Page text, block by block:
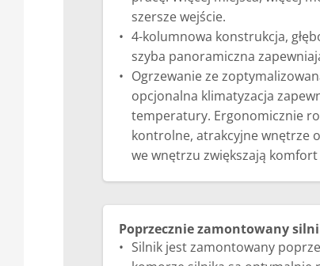
szersze wejście.
4-kolumnowa konstrukcja,
szyba panoramiczna
Ogrzewanie ze
opcjonalna klimatyzacja
temperatury. Ergonomicznie
kontrolne, atrakcyjne wnętrze
we wnętrzu zwiększają
Poprzecznie zamontowany
Silnik jest zamontowany